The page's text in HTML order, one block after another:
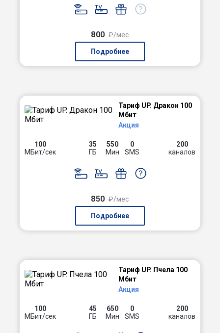
800 ₽/мес
Подробнее
Тариф UP. Дракон 100
Мбит
Акция
100
МБит/сек
35
ГБ
550
Мин
0
SMS
200
каналов
850 ₽/мес
Подробнее
Тариф UP. Пчела 100
Мбит
Акция
100
МБит/сек
45
ГБ
650
Мин
0
SMS
200
каналов